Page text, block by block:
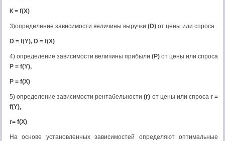
К = f(Х)
3)определение зависимости величины выручки (D) от цены или спроса
D = f(Y), D = f(X)
4) определение зависимости величины прибыли (Р) от цены или спроса
Р = f(Y),
Р = f(X)
5) определение зависимости рентабельности (r) от цены или спроса r=
f(Y),
r= f(X)
На основе установленных зависимостей определяют оптимальные